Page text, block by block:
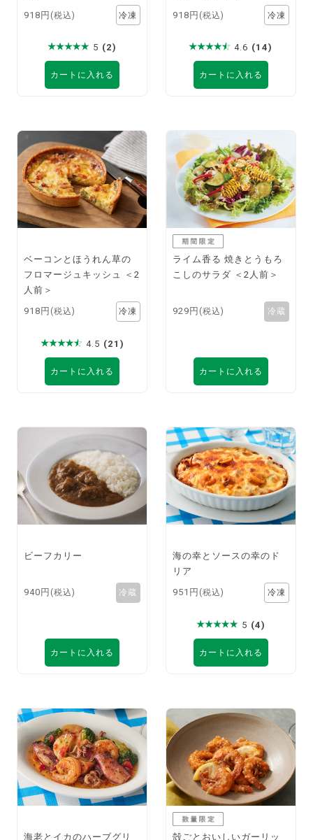
918円 (税込)
5 (2)
カートに入れる
918円 (税込)
4.6 (14)
カートに入れる
ベーコンとほうれん草の
フロマージュキッシュ ＜2
人前＞
918円 (税込)
4.5 (21)
カートに入れる
ライム香る 焼きとうもろ
こしのサラダ ＜2人前＞
929円 (税込)
カートに入れる
ビーフカリー
940円 (税込)
カートに入れる
海の幸とソースの幸のド
リア
951円 (税込)
5 (4)
カートに入れる
海老とイカのハーブグリ 殻ごとおいしいガーリッ